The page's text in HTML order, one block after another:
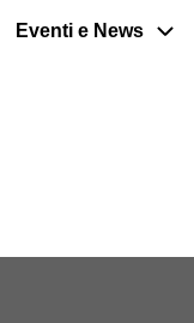
Eventi e News